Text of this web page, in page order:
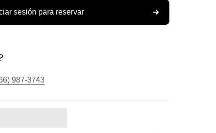
sesión para reservar
987-3743